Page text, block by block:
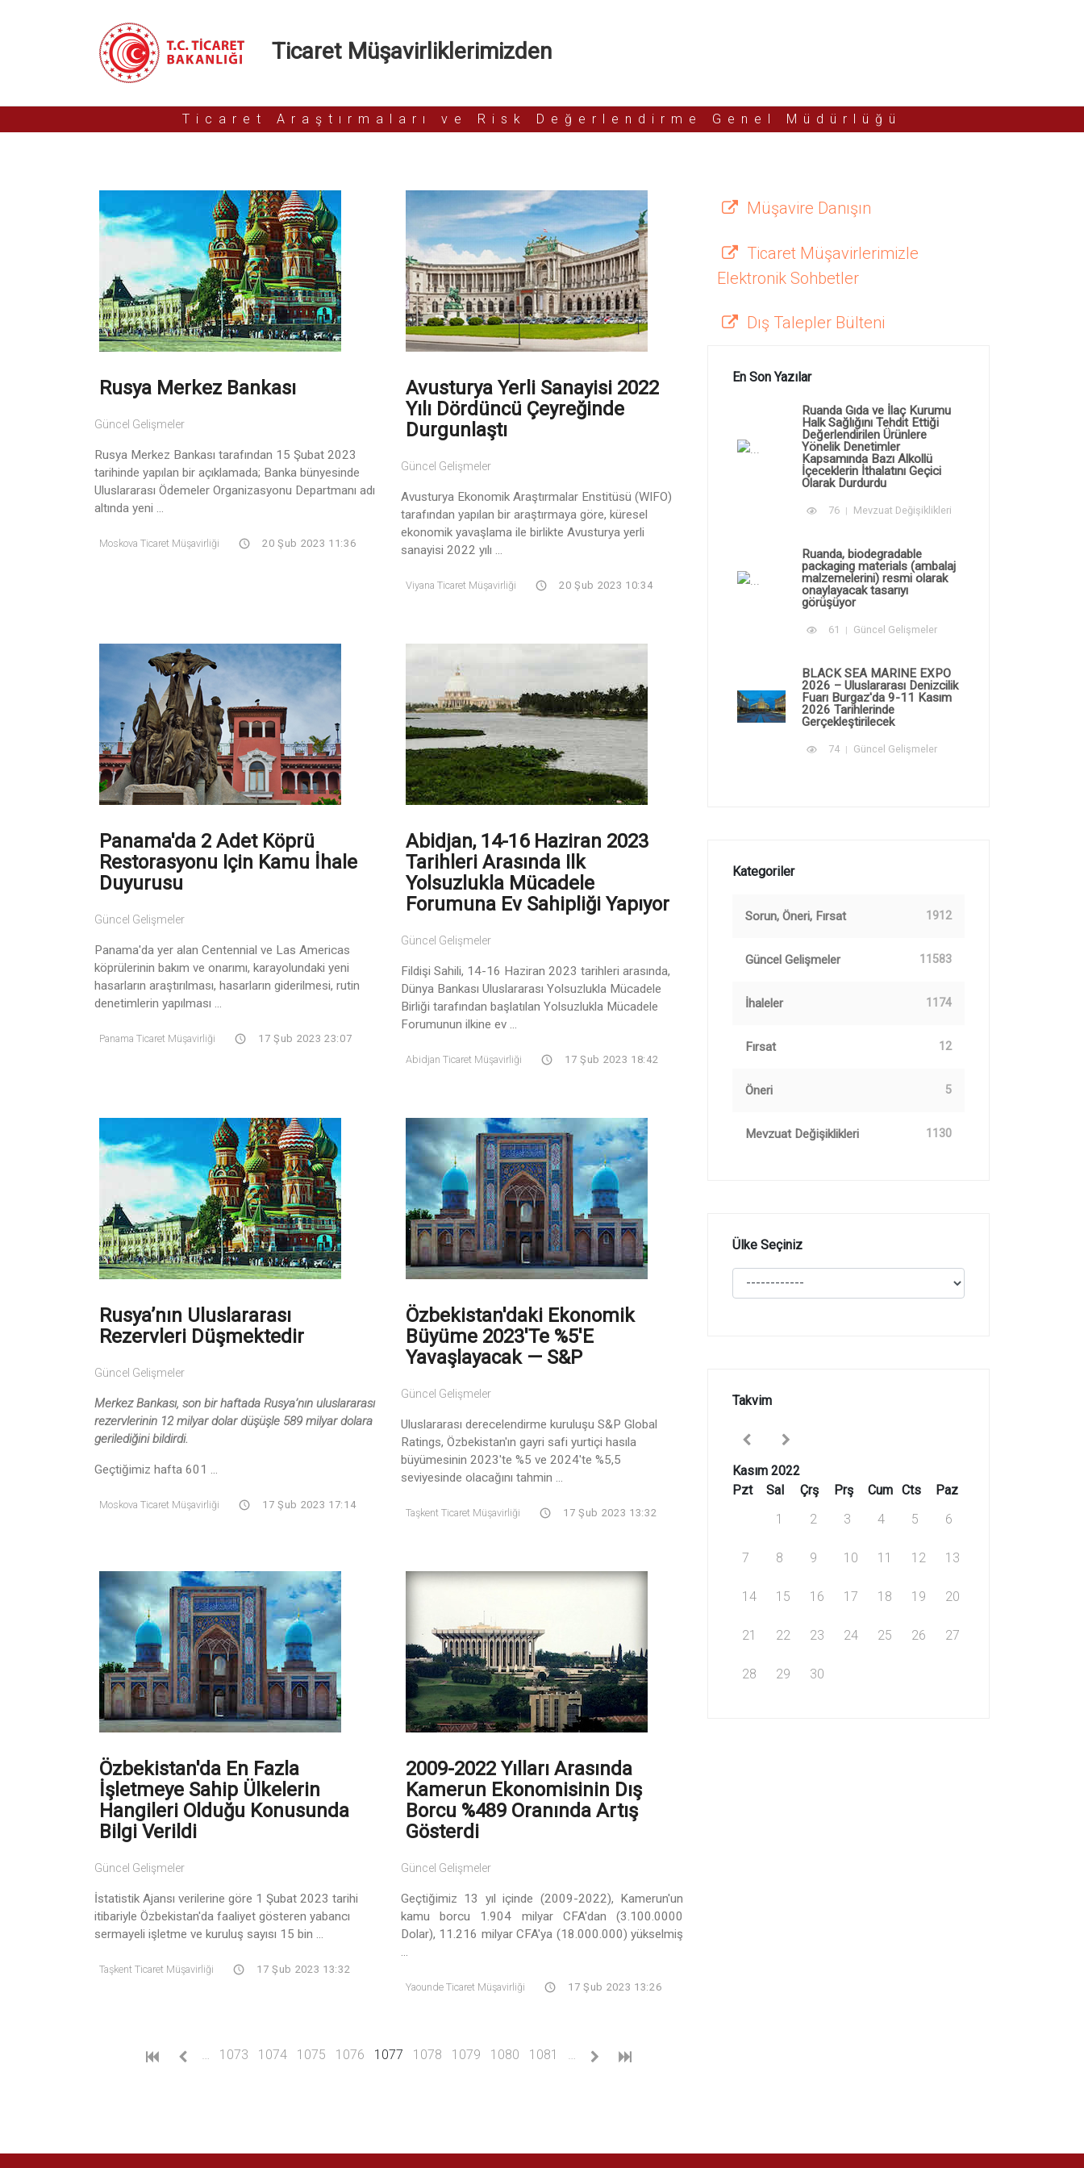
Ticaret Müşavirliklerimizden
Ticaret Araştırmaları ve Risk Değerlendirme Genel Müdürlüğü
Rusya Merkez Bankası
Güncel Gelişmeler
Rusya Merkez Bankası tarafından 15 Şubat 2023
tarihinde yapılan bir açıklamada; Banka bünyesinde
Uluslararası Ödemeler Organizasyonu Departmanı adı
altında yeni ...
Moskova Ticaret Müşavirliği 20 Şub 2023 11:36
Avusturya Yerli Sanayisi 2022
Yılı Dördüncü Çeyreğinde
Durgunlaştı
Güncel Gelişmeler
Avusturya Ekonomik Araştırmalar Enstitüsü (WIFO)
tarafından yapılan bir araştırmaya göre, küresel
ekonomik yavaşlama ile birlikte Avusturya yerli
sanayisi 2022 yılı ...
Viyana Ticaret Müşavirliği 20 Şub 2023 10:34
Panama'da 2 Adet Köprü
Restorasyonu Için Kamu İhale
Duyurusu
Güncel Gelişmeler
Panama'da yer alan Centennial ve Las Americas
köprülerinin bakım ve onarımı, karayolundaki yeni
hasarların araştırılması, hasarların giderilmesi, rutin
denetimlerin yapılması ...
Panama Ticaret Müşavirliği 17 Şub 2023 23:07
Abidjan, 14-16 Haziran 2023
Tarihleri ​​arasında Ilk
Yolsuzlukla Mücadele
Forumuna Ev Sahipliği Yapıyor
Güncel Gelişmeler
Fildişi Sahili, 14-16 Haziran 2023 tarihleri ​​arasında,
Dünya Bankası Uluslararası Yolsuzlukla Mücadele
Birliği tarafından başlatılan Yolsuzlukla Mücadele
Forumunun ilkine ev ...
Abidjan Ticaret Müşavirliği 17 Şub 2023 18:42
Rusya’nın Uluslararası
Rezervleri Düşmektedir
Güncel Gelişmeler
Merkez Bankası, son bir haftada Rusya’nın uluslararası
rezervlerinin 12 milyar dolar düşüşle 589 milyar dolara
gerilediğini bildirdi.
Geçtiğimiz hafta 601 ...
Moskova Ticaret Müşavirliği 17 Şub 2023 17:14
Özbekistan'daki Ekonomik
Büyüme 2023'te %5'e
Yavaşlayacak — S&P
Güncel Gelişmeler
Uluslararası derecelendirme kuruluşu S&P Global
Ratings, Özbekistan'ın gayri safi yurtiçi hasıla
büyümesinin 2023'te %5 ve 2024'te %5,5
seviyesinde olacağını tahmin ...
Taşkent Ticaret Müşavirliği 17 Şub 2023 13:32
Özbekistan'da En Fazla
İşletmeye Sahip Ülkelerin
Hangileri Olduğu Konusunda
Bilgi Verildi
Güncel Gelişmeler
İstatistik Ajansı verilerine göre 1 Şubat 2023 tarihi
itibariyle Özbekistan'da faaliyet gösteren yabancı
sermayeli işletme ve kuruluş sayısı 15 bin ...
Taşkent Ticaret Müşavirliği 17 Şub 2023 13:32
2009-2022 Yılları Arasında
Kamerun Ekonomisinin Dış
Borcu %489 Oranında Artış
Gösterdi
Güncel Gelişmeler
Geçtiğimiz 13 yıl içinde (2009-2022), Kamerun'un
kamu borcu 1.904 milyar CFA'dan (3.100.0000
Dolar), 11.216 milyar CFA'ya (18.000.000) yükselmiş
Yaounde Ticaret Müşavirliği 17 Şub 2023 13:26
1073 1074 1075 1076 1077 (current)
1078 1079 1080 1081
Müşavire Danışın
Ticaret Müşavirlerimizle
Elektronik Sohbetler
Dış Talepler Bülteni
En Son Yazılar
Ruanda Gıda ve İlaç Kurumu
Halk Sağlığını Tehdit Ettiği
Değerlendirilen Ürünlere
Yönelik Denetimler
Kapsamında Bazı Alkollü
İçeceklerin İthalatını Geçici
Olarak Durdurdu
76 Mevzuat Değişiklikleri
Ruanda, biodegradable
packaging materials (ambalaj
malzemelerini) resmi olarak
onaylayacak tasarıyı
görüşüyor
61 Güncel Gelişmeler
BLACK SEA MARINE EXPO
2026 – Uluslararası Denizcilik
Fuarı Burgaz'da 9-11 Kasım
2026 Tarihlerinde
Gerçekleştirilecek
74 Güncel Gelişmeler
Kategoriler
Sorun, Öneri, Fırsat 1912
Güncel Gelişmeler 11583
İhaleler 1174
Fırsat 12
Öneri 5
Mevzuat Değişiklikleri 1130
Ülke Seçiniz
Takvim
Kasım 2022
Pzt
Sal Çrş Prş Cum Cts
Paz
1
2 3 4 5 6
7 8 9 10 11 12 13
14 15 16 17 18 19 20
21 22 23 24 25 26 27
28 29 30